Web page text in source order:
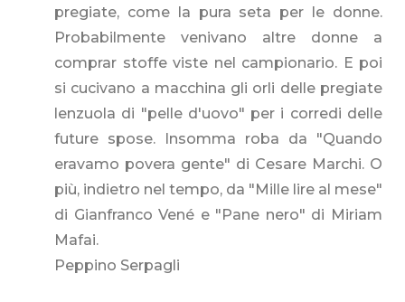
pregiate, come la pura seta per le donne.
Probabilmente venivano altre donne a
comprar stoffe viste nel campionario. E poi
si cucivano a macchina gli orli delle pregiate
lenzuola di "pelle d'uovo" per i corredi delle
future spose. Insomma roba da "Quando
eravamo povera gente" di Cesare Marchi. O
più, indietro nel tempo, da "Mille lire al mese"
di Gianfranco Vené e "Pane nero" di Miriam
Mafai.
Peppino Serpagli